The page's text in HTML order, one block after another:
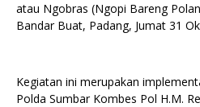
atau Ngobras (Ngopi Bareng
Bandar Buat, Padang, Jumat 31
Kegiatan ini merupakan
Polda Sumbar Kombes Pol H.M.